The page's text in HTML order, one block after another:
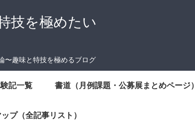
技を極めたい
〜趣味と特技を極めるブログ
記一覧 書道（月例課題・公募展まとめページ）
プ（全記事リスト）